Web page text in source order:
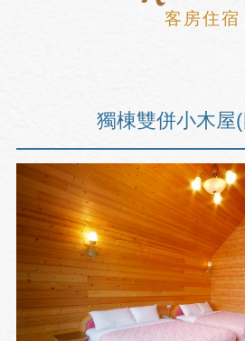
客房住宿
獨棟雙併小木屋